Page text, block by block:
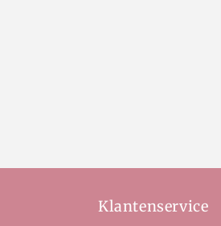
Klantenservice